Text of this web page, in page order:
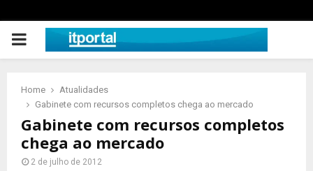
PRIMARY
Home
Atualidades
Gabinete com recursos completos chega ao mercado
Gabinete com recursos completos
chega ao mercado
2 de julho de 2012